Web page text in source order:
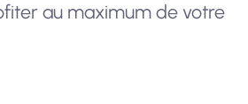
au maximum de votre